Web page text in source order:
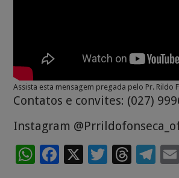
Assista esta mensagem pregada pelo Pr. Rildo
Contatos e convites: (027)
Instagram
W F
X
T
T
T